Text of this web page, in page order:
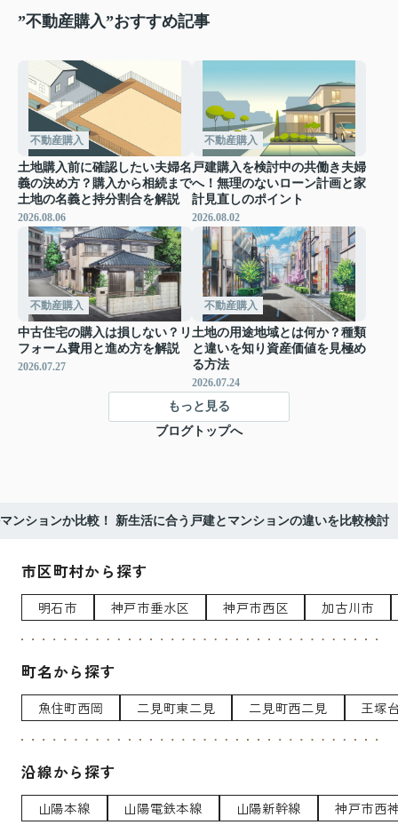
”不動産購入”おすすめ記事
不動産購入
土地購入前に確認したい夫婦名
義の決め方？購入から相続まで
土地の名義と持分割合を解説
2026.08.06
不動産購入
戸建購入を検討中の共働き夫婦
へ！無理のないローン計画と家
計見直しのポイント
2026.08.02
不動産購入
中古住宅の購入は損しない？リ
フォーム費用と進め方を解説
2026.07.27
不動産購入
土地の用途地域とは何か？種類
と違いを知り資産価値を見極め
る方法
2026.07.24
もっと見る
ブログトップへ
ンションか比較！ 新生活に合う戸建とマンションの違いを比較検討
市区町村から探す
明石市 神戸市垂水区 神戸市西区 加古川市
町名から探す
魚住町西岡 二見町東二見 二見町西二見 王塚
沿線から探す
山陽本線 山陽電鉄本線 山陽新幹線 神戸市西